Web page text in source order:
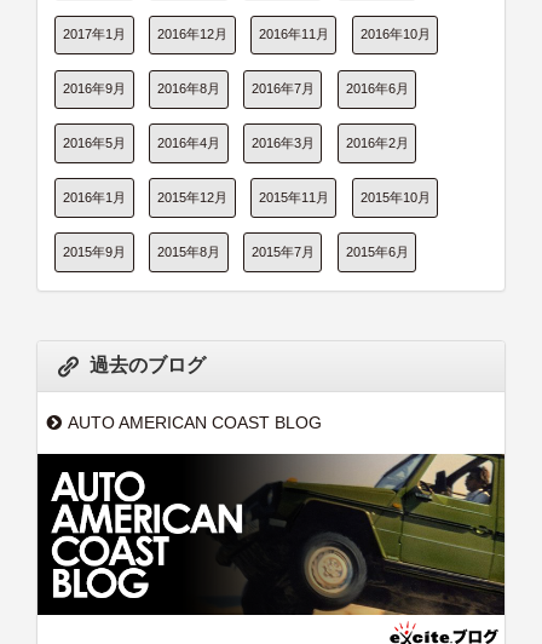
2017年1月 2016年12月 2016年11月 2016年10月
2016年9月 2016年8月 2016年7月 2016年6月
2016年5月 2016年4月 2016年3月 2016年2月
2016年1月 2015年12月 2015年11月 2015年10月
2015年9月 2015年8月 2015年7月 2015年6月
過去のブログ
AUTO AMERICAN COAST BLOG